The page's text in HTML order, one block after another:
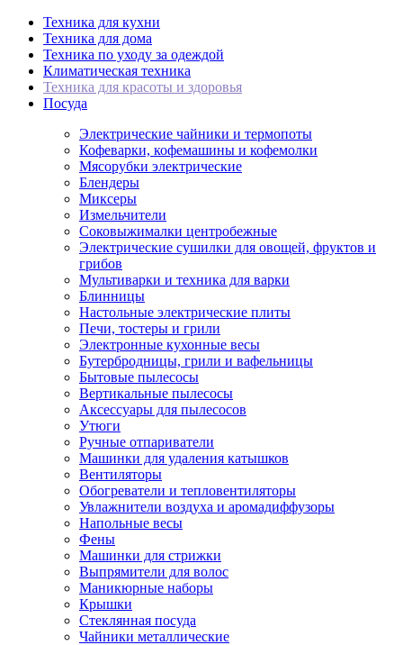
Техника для кухни
Техника для дома
Техника по уходу за одеждой
Климатическая техника
Техника для красоты и здоровья
Посуда
Электрические чайники и термопоты
Кофеварки, кофемашины и кофемолки
Мясорубки электрические
Блендеры
Миксеры
Измельчители
Соковыжималки центробежные
Электрические сушилки для овощей, фруктов и
грибов
Мультиварки и техника для варки
Блинницы
Настольные электрические плиты
Печи, тостеры и грили
Электронные кухонные весы
Бутербродницы, грили и вафельницы
Бытовые пылесосы
Вертикальные пылесосы
Аксессуары для пылесосов
Утюги
Ручные отпариватели
Машинки для удаления катышков
Вентиляторы
Обогреватели и тепловентиляторы
Увлажнители воздуха и аромадиффузоры
Напольные весы
Фены
Машинки для стрижки
Выпрямители для волос
Маникюрные наборы
Крышки
Стеклянная посуда
Чайники металлические